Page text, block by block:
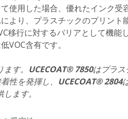
使用した場合、優れたインク受
より、プラスチックのプリント
移行に対するバリアとして機能し
VOC含有です。
す。 UCECOAT® 7850はプラス
性を発揮し、 UCECOAT® 2804
ます。